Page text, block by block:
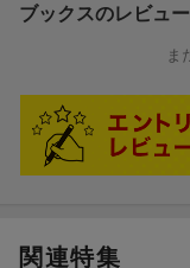
ブックスのレビュー
ま
関連特集